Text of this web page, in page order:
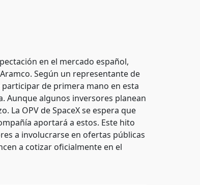
en el mercado español,
Según un representante de
de primera mano en esta
Aunque algunos inversores planean
OPV de SpaceX se espera que
aportará a estos. Este hito
a involucrarse en ofertas públicas
a cotizar oficialmente en el